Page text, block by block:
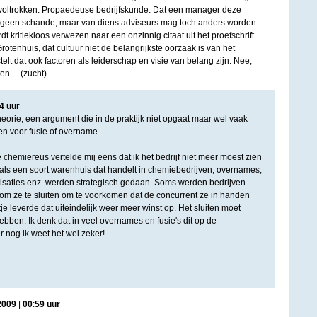
Propaedeuse bedrijfskunde. Dat een manager deze
schande, maar van diens adviseurs mag toch anders worden
kritiekloos verwezen naar een onzinnig citaat uit het proefschrift
dat cultuur niet de belangrijkste oorzaak is van het
dat ook factoren als leiderschap en visie van belang zijn. Nee,
(zucht).
uur
een argument die in de praktijk niet opgaat maar wel vaak
voor fusie of overname.
vertelde mij eens dat ik het bedrijf niet meer moest zien
een soort warenhuis dat handelt in chemiebedrijven, overnames,
enz. werden strategisch gedaan. Soms werden bedrijven
ze te sluiten om te voorkomen dat de concurrent ze in handen
leverde dat uiteindelijk weer meer winst op. Het sluiten moet
Ik denk dat in veel overnames en fusie's dit op de
nog ik weet het wel zeker!
| 00:59 uur